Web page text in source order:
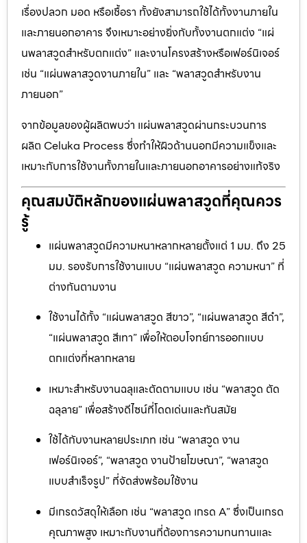
เรื่องปลวก มอด หรือเชื้อรา ทั้งยังสามารถใช้ได้ทั้งงานภายใน
และภายนอกอาคาร จึงเหมาะอย่างยิ่งกับทั้งงานตกแต่ง “แผ่
นพลาสวูดสำหรับตกแต่ง” และงานโครงสร้างหรือเฟอร์นิเจอร์
เช่น “แผ่นพลาสวูดงานภายใน” และ “พลาสวูดสำหรับงาน
ภายนอก”
จากข้อมูลของผู้ผลิตพบว่า แผ่นพลาสวูดผ่านกระบวนการ
ผลิต Celuka Process ซึ่งทำให้ผิวด้านนอกมีความแข็งและ
เหมาะกับการใช้งานทั้งภายในและภายนอกอาคารอย่างแท้จริง
คุณสมบัติหลักของแผ่นพลาสวูดที่คุณควร
รู้
แผ่นพลาสวูดมีความหนาหลากหลายตั้งแต่ 1 มม. ถึง 25
มม. รองรับการใช้งานแบบ “แผ่นพลาสวูด ความหนา” ที่
ต่างกันตามงาน
ใช้งานได้ทั้ง “แผ่นพลาสวูด สีขาว”, “แผ่นพลาสวูด สีดำ”,
“แผ่นพลาสวูด สีเทา” เพื่อให้ตอบโจทย์การออกแบบ
ตกแต่งที่หลากหลาย
เหมาะสำหรับงานฉลุและตัดตามแบบ เช่น “พลาสวูด ตัด
ฉลุลาย” เพื่อสร้างดีไซน์ที่โดดเด่นและทันสมัย
ใช้ได้กับงานหลายประเภท เช่น “พลาสวูด งาน
เฟอร์นิเจอร์”, “พลาสวูด งานป้ายโฆษณา”, “พลาสวูด
แบบสำเร็จรูป” ที่จัดส่งพร้อมใช้งาน
มีเกรดวัสดุให้เลือก เช่น “พลาสวูด เกรด A” ซึ่งเป็นเกรด
คุณภาพสูง เหมาะกับงานที่ต้องการความทนทานและ